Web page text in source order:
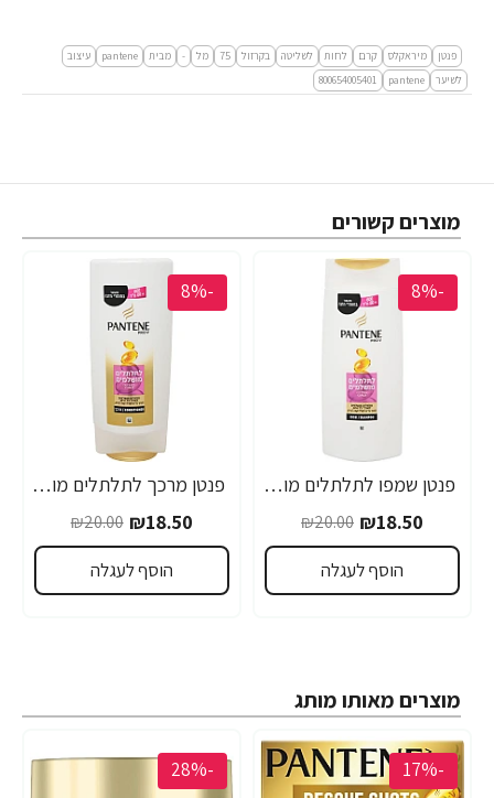
פנטן מיראקלס קרם לחות לשליטה בקרזול 75 מל - מבית pantene
עיצוב
לשיער
pantene
800654005401
מוצרים קשורים
-8%
פנטן שמפו לתלתלים מושלמים 660 מ"ל - מבית Pantene
₪18.50
₪20.00
הוסף לעגלה
-8%
פנטן מרכך לתלתלים מושלמים 660 מ"ל - מבית Pantene
₪18.50
₪20.00
הוסף לעגלה
מוצרים מאותו מותג
-17%
-28%